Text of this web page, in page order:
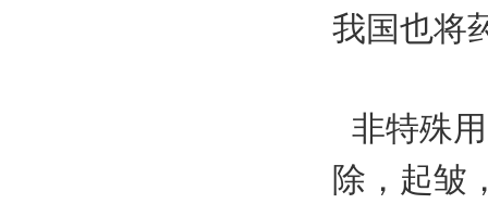
我国也将
非特殊
除，起皱